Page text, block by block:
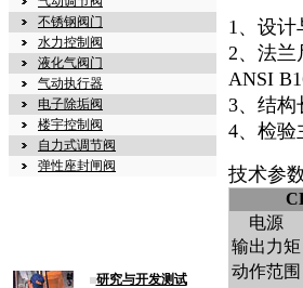
不锈钢阀门
水力控制阀
液化气阀门
气动执行器
电子除垢阀
楼宇控制阀
自力式调节阀
弹性座封闸阀
研究与开发测试
1、设计
2、法兰
ANSI
3、结构
4、检验
技术参
电源
输出力矩
动作范围